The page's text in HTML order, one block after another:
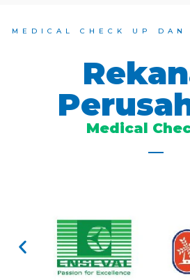
MEDICAL CHECK UP DAN
Medical